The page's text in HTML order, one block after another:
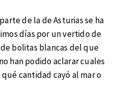
de la de Asturias se ha
días por un vertido de
bolitas blancas del que
han podido aclarar cuales
cantidad cayó al mar o